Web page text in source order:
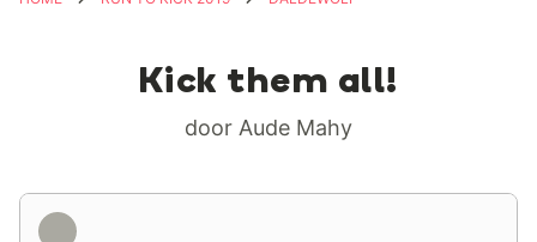
Kick them all!
door Aude Mahy